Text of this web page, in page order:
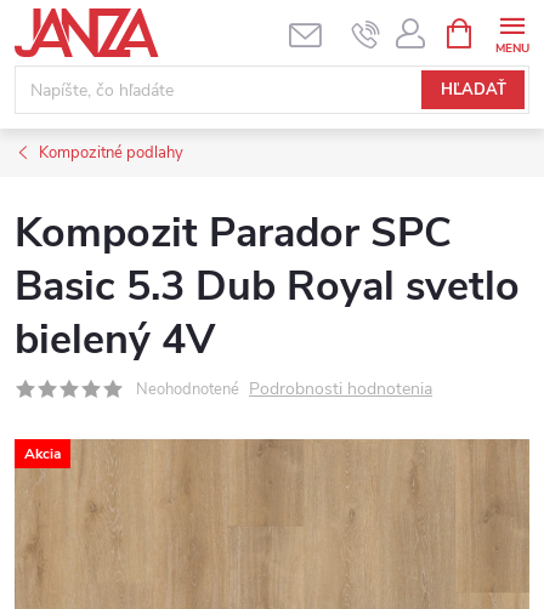
Prejsť na obsah
HĽADAŤ
Kompozitné podlahy
Kompozit Parador SPC
Basic 5.3 Dub Royal svetlo
bielený 4V
Neohodnotené Podrobnosti hodnotenia
Akcia